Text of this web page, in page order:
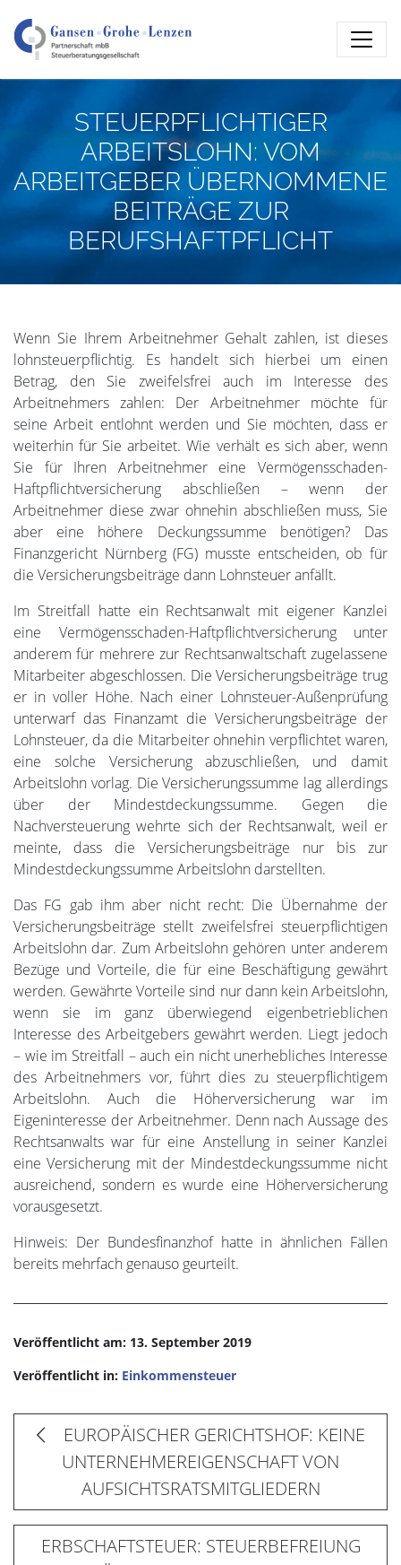
STEUERPFLICHTIGER
ARBEITSLOHN: VOM
ARBEITGEBER ÜBERNOMMENE
BEITRÄGE ZUR
BERUFSHAFTPFLICHT
Wenn Sie Ihrem Arbeitnehmer Gehalt zahlen, ist dieses
lohnsteuerpflichtig. Es handelt sich hierbei um einen
Betrag, den Sie zweifelsfrei auch im Interesse des
Arbeitnehmers zahlen: Der Arbeitnehmer möchte für
seine Arbeit entlohnt werden und Sie möchten, dass er
weiterhin für Sie arbeitet. Wie verhält es sich aber, wenn
Sie für Ihren Arbeitnehmer eine Vermögensschaden-
Haftpflichtversicherung abschließen – wenn der
Arbeitnehmer diese zwar ohnehin abschließen muss, Sie
aber eine höhere Deckungssumme benötigen? Das
Finanzgericht Nürnberg (FG) musste entscheiden, ob für
die Versicherungsbeiträge dann Lohnsteuer anfällt.
Im Streitfall hatte ein Rechtsanwalt mit eigener Kanzlei
eine Vermögensschaden-Haftpflichtversicherung unter
anderem für mehrere zur Rechtsanwaltschaft zugelassene
Mitarbeiter abgeschlossen. Die Versicherungsbeiträge trug
er in voller Höhe. Nach einer Lohnsteuer-Außenprüfung
unterwarf das Finanzamt die Versicherungsbeiträge der
Lohnsteuer, da die Mitarbeiter ohnehin verpflichtet waren,
eine solche Versicherung abzuschließen, und damit
Arbeitslohn vorlag. Die Versicherungssumme lag allerdings
über der Mindestdeckungssumme. Gegen die
Nachversteuerung wehrte sich der Rechtsanwalt, weil er
meinte, dass die Versicherungsbeiträge nur bis zur
Mindestdeckungssumme Arbeitslohn darstellten.
Das FG gab ihm aber nicht recht: Die Übernahme der
Versicherungsbeiträge stellt zweifelsfrei steuerpflichtigen
Arbeitslohn dar. Zum Arbeitslohn gehören unter anderem
Bezüge und Vorteile, die für eine Beschäftigung gewährt
werden. Gewährte Vorteile sind nur dann kein Arbeitslohn,
wenn sie im ganz überwiegend eigenbetrieblichen
Interesse des Arbeitgebers gewährt werden. Liegt jedoch
– wie im Streitfall – auch ein nicht unerhebliches Interesse
des Arbeitnehmers vor, führt dies zu steuerpflichtigem
Arbeitslohn. Auch die Höherversicherung war im
Eigeninteresse der Arbeitnehmer. Denn nach Aussage des
Rechtsanwalts war für eine Anstellung in seiner Kanzlei
eine Versicherung mit der Mindestdeckungssumme nicht
ausreichend, sondern es wurde eine Höherversicherung
vorausgesetzt.
Hinweis: Der Bundesfinanzhof hatte in ähnlichen Fällen
bereits mehrfach genauso geurteilt.
Veröffentlicht am: 13. September 2019
Veröffentlicht in: Einkommensteuer
EUROPÄISCHER GERICHTSHOF: KEINE
UNTERNEHMEREIGENSCHAFT VON
AUFSICHTSRATSMITGLIEDERN
ERBSCHAFTSTEUER: STEUERBEFREIUNG